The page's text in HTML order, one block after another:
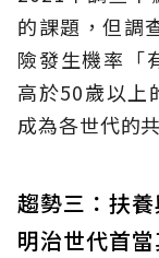
的課題，但調
險發生機率「
高於50歲以上
成為各世代的
趨勢三：扶
明治世代首